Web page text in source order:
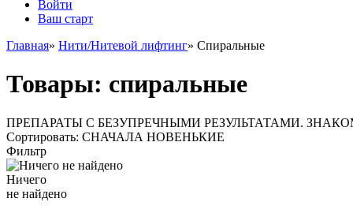
Войти
Ваш старт
Главная» Нити/Нитевой лифтинг» Спиральные
Товары: спиральные
ПРЕПАРАТЫ С БЕЗУПРЕЧНЫМИ РЕЗУЛЬТАТАМИ.
Сортировать: СНАЧАЛА НОВЕНЬКИЕ
Фильтр
Ничего
не найдено